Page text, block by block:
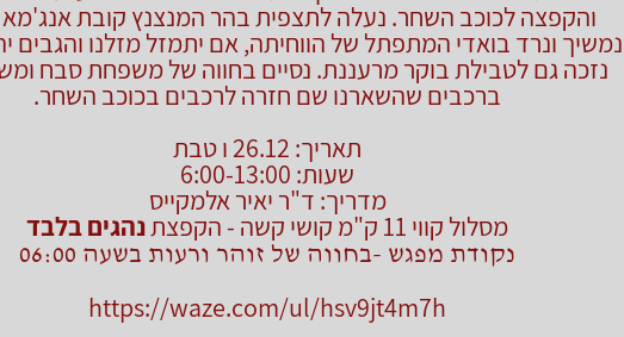
והקפצה לכוכב השחר. נעלה לתצפית בהר המנצנץ קובת
נמשיך ונרד בואדי המתפתל של הווחיתה, אם יתמזל מזלנו והגבים
נזכה גם לטבילת בוקר מרעננת. נסיים בחווה של משפחת סבח
ברכבים שהשארנו שם חזרה לרכבים בכוכב השחר.
תאריך: 26.12 ו טבת
שעות: 6:00-13:00
מדריך: ד"ר יאיר אלמקייס
מסלול קווי 11 ק"מ קושי קשה - הקפצת נהגים בלבד
נקודת מפגש -בחווה של זוהר ורעות בשעה 06:00
https://waze.com/ul/hsv9jt4m7h